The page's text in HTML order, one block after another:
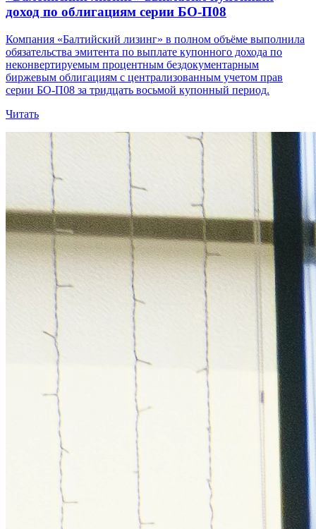
доход по облигациям серии БО-П08
Компания «Балтийский лизинг» в полном объёме выполнила
обязательства эмитента по выплате купонного дохода по
неконвертируемым процентным бездокументарным
биржевым облигациям с централизованным учетом прав
серии БО-П08 за тридцать восьмой купонный период.
Читать